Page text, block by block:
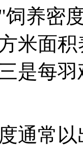
养密
米面
是每
通常